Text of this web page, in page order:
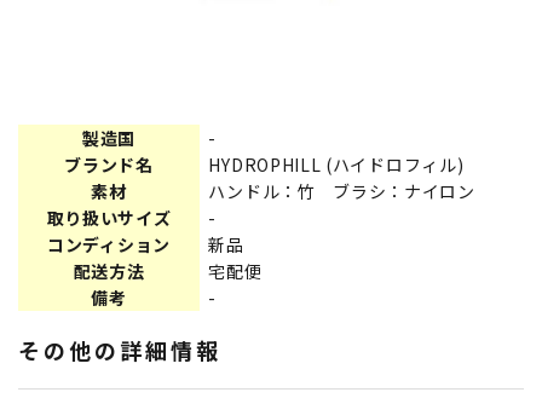
製造国
-
ブランド名
HYDROPHILL (ハイドロフィル)
素材
ハンドル：竹 ブラシ：ナイロン
取り扱いサイズ
-
コンディション
新品
配送方法
宅配便
備考
-
その他の詳細情報